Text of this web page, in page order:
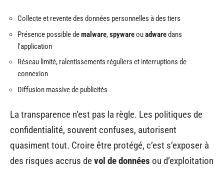
Collecte et revente des données personnelles à des tiers
Présence possible demalware,spywareouadwaredans
l’application
Réseau limité, ralentissements réguliers et interruptions de
connexion
Diffusion massive de publicités
La transparence n’est pas la règle. Les politiques de
confidentialité, souvent confuses, autorisent
quasiment tout. Croire être protégé, c’est s’exposer à
des risques accrus devol de données ou d’exploitation